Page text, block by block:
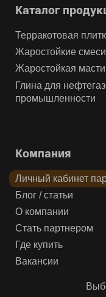
Каталог
Терракотовая
Жаростойкие смеси
Жаростойкая
Глина для
промышленности
Компания
Личный кабинет
Блог / статьи
О компании
Стать партнером
Где купить
Вакансии